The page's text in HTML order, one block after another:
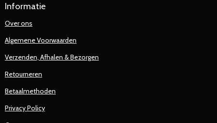
Informatie
Over ons
Algemene Voorwaarden
Verzenden, Afhalen & Bezorgen
Retourneren
Betaalmethoden
Privacy Policy